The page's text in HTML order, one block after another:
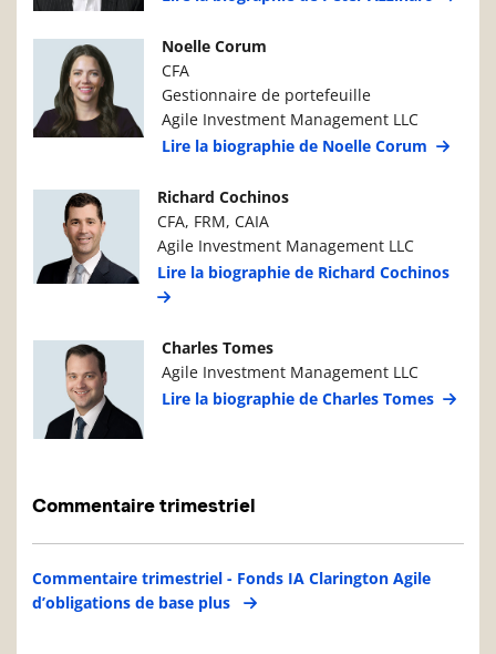
Photo du gestionnaire de portefeuille
Noelle Corum
CFA
Gestionnaire de portefeuille
Agile Investment Management LLC
Lire la biographie de Noelle Corum
Photo du gestionnaire de portefeuille
Richard Cochinos
CFA, FRM, CAIA
Agile Investment Management LLC
Lire la biographie de Richard Cochinos
Photo du gestionnaire de portefeuille
Charles Tomes
Agile Investment Management LLC
Lire la biographie de Charles Tomes
Commentaire trimestriel
Commentaire trimestriel - Fonds IA Clarington Agile
d’obligations de base plus